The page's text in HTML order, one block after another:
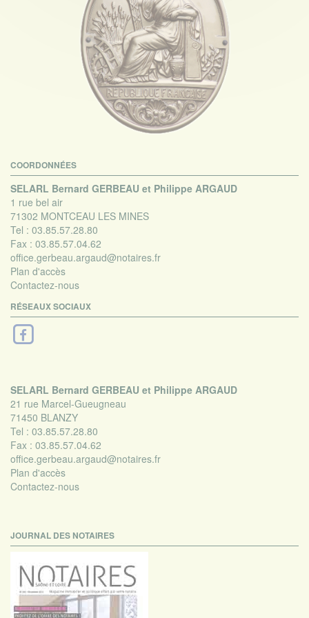
COORDONNÉES
SELARL Bernard GERBEAU et Philippe ARGAUD
1 rue bel air
71302 MONTCEAU LES MINES
Tel : 03.85.57.28.80
Fax : 03.85.57.04.62
office.gerbeau.argaud@notaires.fr
Plan d'accès
Contactez-nous
RÉSEAUX SOCIAUX
SELARL Bernard GERBEAU et Philippe ARGAUD
21 rue Marcel-Gueugneau
71450 BLANZY
Tel : 03.85.57.28.80
Fax : 03.85.57.04.62
office.gerbeau.argaud@notaires.fr
Plan d'accès
Contactez-nous
JOURNAL DES NOTAIRES